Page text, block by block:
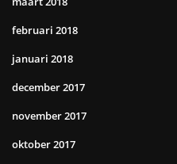
februari 2018
januari 2018
december 2017
november 2017
oktober 2017